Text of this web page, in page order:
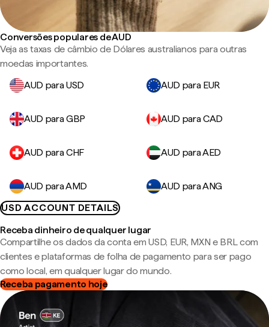
Conversões populares de AUD
Veja as taxas de câmbio de Dólares australianos para outras
moedas importantes.
AUD para USD
AUD para EUR
AUD para GBP AUD para CAD
AUD para CHF AUD para AED
AUD para AMD
AUD para ANG
USD ACCOUNT DETAILS
Receba dinheiro de qualquer lugar
Compartilhe os dados da conta em USD, EUR, MXN e BRL com
clientes e plataformas de folha de pagamento para ser pago
como local, em qualquer lugar do mundo.
Receba pagamento hoje